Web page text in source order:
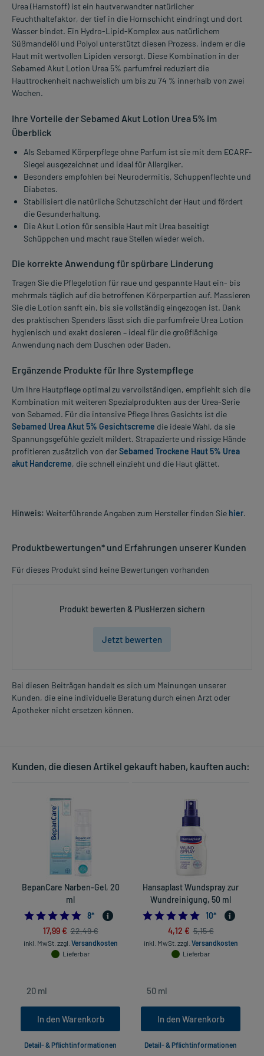
Urea (Harnstoff) ist ein hautverwandter natürlicher
Feuchthaltefaktor, der tief in die Hornschicht eindringt und dort
Wasser bindet. Ein Hydro-Lipid-Komplex aus natürlichem
Süßmandelöl und Polyol unterstützt diesen Prozess, indem er die
Haut mit wertvollen Lipiden versorgt. Diese Kombination in der
Sebamed Akut Lotion Urea 5% parfumfrei reduziert die
Hauttrockenheit nachweislich um bis zu 74 % innerhalb von zwei
Wochen.
Ihre Vorteile der Sebamed Akut Lotion Urea 5% im
Überblick
Als Sebamed Körperpflege ohne Parfum ist sie mit dem ECARF-
Siegel ausgezeichnet und ideal für Allergiker.
Besonders empfohlen bei Neurodermitis, Schuppenflechte und
Diabetes.
Stabilisiert die natürliche Schutzschicht der Haut und fördert
die Gesunderhaltung.
Die Akut Lotion für sensible Haut mit Urea beseitigt
Schüppchen und macht raue Stellen wieder weich.
Die korrekte Anwendung für spürbare Linderung
Tragen Sie die Pflegelotion für raue und gespannte Haut ein- bis
mehrmals täglich auf die betroffenen Körperpartien auf. Massieren
Sie die Lotion sanft ein, bis sie vollständig eingezogen ist. Dank
des praktischen Spenders lässt sich die parfumfreie Urea Lotion
hygienisch und exakt dosieren – ideal für die großflächige
Anwendung nach dem Duschen oder Baden.
Ergänzende Produkte für Ihre Systempflege
Um Ihre Hautpflege optimal zu vervollständigen, empfiehlt sich die
Kombination mit weiteren Spezialprodukten aus der Urea-Serie
von Sebamed. Für die intensive Pflege Ihres Gesichts ist die
Sebamed Urea Akut 5% Gesichtscreme die ideale Wahl, da sie
Spannungsgefühle gezielt mildert. Strapazierte und rissige Hände
profitieren zusätzlich von derSebamed Trockene Haut 5% Urea
akut Handcreme, die schnell einzieht und die Haut glättet.
Hinweis: Weiterführende Angaben zum Hersteller finden Sie hier.
Produktbewertungen* und Erfahrungen unserer Kunden
Für dieses Produkt sind keine Bewertungen vorhanden
Produkt bewerten & PlusHerzen sichern
Jetzt bewerten
Bei diesen Beiträgen handelt es sich um Meinungen unserer
Kunden, die eine individuelle Beratung durch einen Arzt oder
Apotheker nicht ersetzen können.
Kunden, die diesen Artikel gekauft haben, kauften auch:
BepanCare Narben-Gel, 20
ml
5.0
8*
17,99 € 22,49 €
inkl. MwSt. zzgl. Versandkosten
Lieferbar
In den Warenkorb
Detail- & Pflichtinformationen
Hansaplast Wundspray zur
Wundreinigung, 50 ml
5.0
10*
4,12 € 5,15 €
inkl. MwSt. zzgl. Versandkosten
Lieferbar
In den Warenkorb
Detail- & Pflichtinformationen